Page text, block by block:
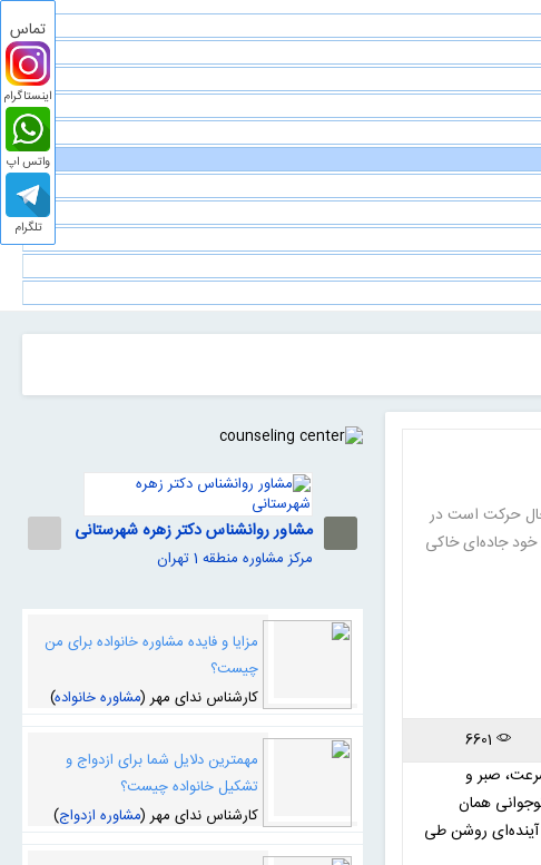
حال حرکت است در
خود جاده‌ای خاکی
6601
صبر و
همان
روشن طی
مشاور
مشاور روانشناس دکتر زهره شهرستانی
مرکز مشاوره منطقه 1 تهران
مزایا و فایده مشاوره خانواده برای من
چیست؟
کارشناس ندای مهر (مشاوره خانواده)
مهمترین دلایل شما برای ازدواج و
تشکیل خانواده چیست؟
کارشناس ندای مهر (مشاوره ازدواج)
تماس
اینستاگرام
واتس اپ
تلگرام